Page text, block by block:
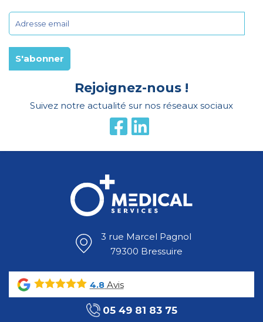
Rejoignez-nous !
Suivez notre actualité sur nos réseaux sociaux
3 rue Marcel Pagnol
79300 Bressuire
4.8Avis
05 49 81 83 75